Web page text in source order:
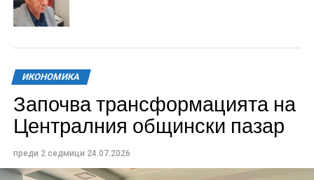
ИКОНОМИКА
Започва трансформацията на
Централния общински пазар
преди 2 седмици 24.07.2026